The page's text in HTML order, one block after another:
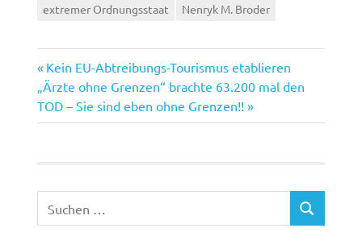
extremer Ordnungsstaat Nenryk M. Broder
Beitragsnavigation
Vorheriger
Beitrag:
Kein EU-Abtreibungs-Tourismus etablieren
Nächster
Beitrag:
„Ärzte ohne Grenzen“ brachte 63.200 mal den
TOD – Sie sind eben ohne Grenzen!!
nach:
SUCHEN